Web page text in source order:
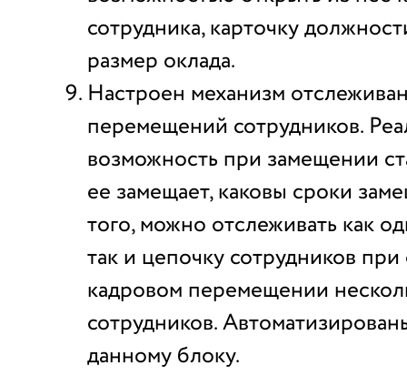
сотрудника, карточку
размер оклада.
Настроен механизм
перемещений сотрудников.
возможность при замещении
ее замещает, каковы сроки
того, можно отслеживать как
так и цепочку сотрудников
кадровом перемещении
сотрудников.
данному блоку.